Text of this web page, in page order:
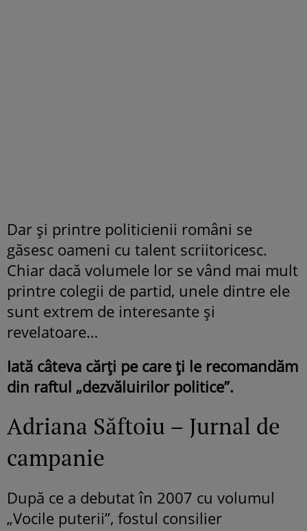
Dar şi printre politicienii români se
găsesc oameni cu talent scriitoricesc.
Chiar dacă volumele lor se vând mai mult
printre colegii de partid, unele dintre ele
sunt extrem de interesante şi
revelatoare…
Iată câteva cărţi pe care ţi le recomandăm
din raftul „dezvăluirilor politice”.
Adriana Săftoiu – Jurnal de
campanie
După ce a debutat în 2007 cu volumul
„Vocile puterii”, fostul consilier